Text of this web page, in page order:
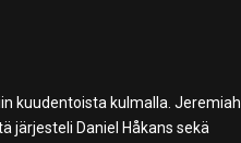
kuudentoista kulmalla. Jeremiah
järjesteli Daniel Håkans sekä